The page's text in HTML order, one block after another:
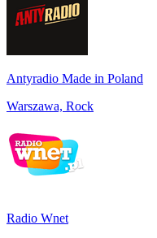
Antyradio Made in Poland
Warszawa, Rock
Radio Wnet